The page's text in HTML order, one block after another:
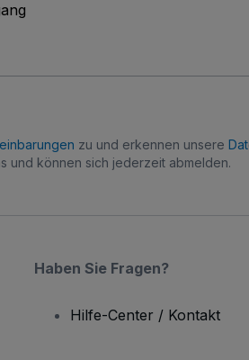
zu und erkennen unsere
und können sich jederzeit abmelden.
Haben Sie Fragen?
Hilfe-Center / Kontakt